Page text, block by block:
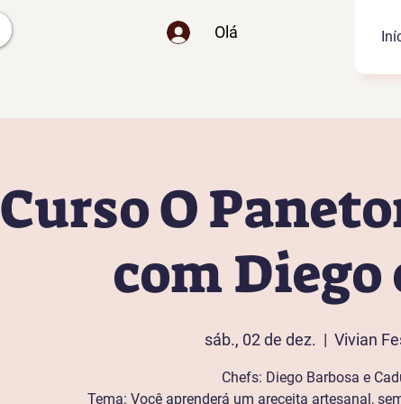
Olá
Curso O
com Diego
sáb., 02 de dez.
  |
Vivian
Chefs: Diego Barbosa e
Tema: Você aprenderá um areceita artesanal,